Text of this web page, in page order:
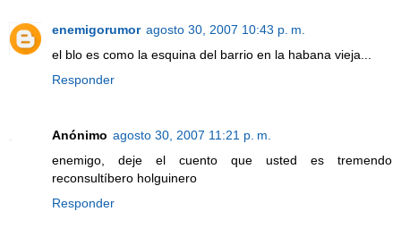
enemigorumor agosto 30, 2007 10:43 p. m.
el blo es como la esquina del barrio en la habana vieja...
Responder
Anónimo agosto 30, 2007 11:21 p. m.
enemigo, deje el cuento que usted es tremendo
reconsultíbero holguinero
Responder